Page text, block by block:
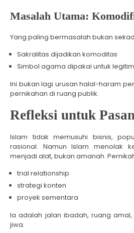
Masalah Utama:
Yang paling bermasalah bukan
Sakralitas dijadikan komoditas
Simbol agama dipakai untuk
Ini bukan lagi urusan halal-haram
pernikahan di ruang publik.
Refleksi untuk
Islam tidak memusuhi bisnis,
rasional. Namun Islam menolak
menjadi alat, bukan amanah.
trial relationship
strategi konten
proyek sementara
Ia adalah jalan ibadah, ruang
jiwa.